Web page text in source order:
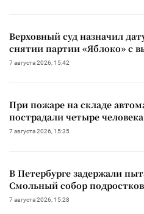
Верховный суд назначил
снятии партии «Яблоко» с
7 августа 2026, 15:42
При пожаре на складе
пострадали четыре человека
7 августа 2026, 15:35
В Петербурге задержали
Смольный собор подростков
7 августа 2026, 15:28